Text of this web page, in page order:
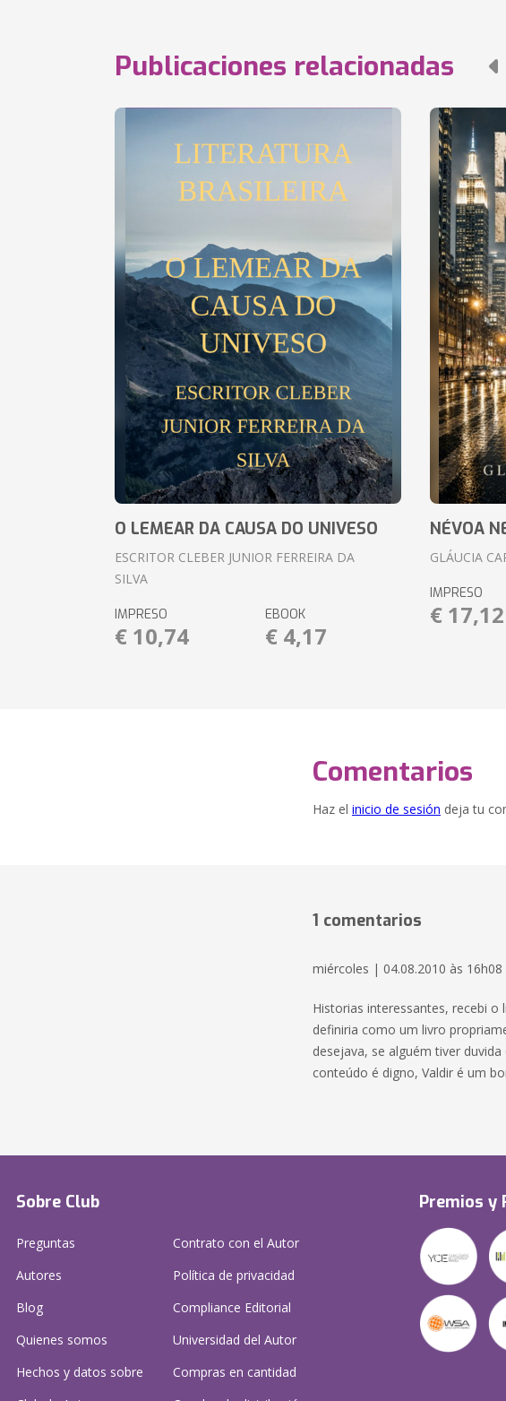
Publicaciones relacionadas
O LEMEAR DA CAUSA DO UNIVESO
ESCRITOR CLEBER JUNIOR FERREIRA DA
SILVA
IMPRESO
€ 10,74
EBOOK
€ 4,17
NÉVOA
GLÁUCIA
IMPRESO
€ 17,12
Comentarios
Haz el inicio de sesión deja tu
1 comentarios
miércoles | 04.08.2010 às 16h08
Historias interessantes, recebi
definiria como um livro
desejava, se alguém tiver
conteúdo é digno, Valdir é um
Sobre Club
Preguntas
Autores
Blog
Quienes somos
Hechos y datos sobre
Contrato con el Autor
Política de privacidad
Compliance Editorial
Universidad del Autor
Compras en cantidad
Premios y